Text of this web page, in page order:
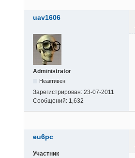
uav1606
Administrator
Неактивен
Зарегистрирован: 23-07-2011
Сообщений: 1,632
eu6pc
Участник